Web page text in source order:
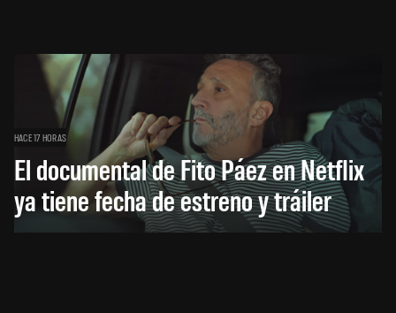
HACE 17 HORAS
El documental de Fito Páez en Netflix
ya tiene fecha de estreno y tráiler